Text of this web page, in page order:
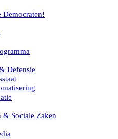
Democraten!
Defensie
& Sociale Zaken